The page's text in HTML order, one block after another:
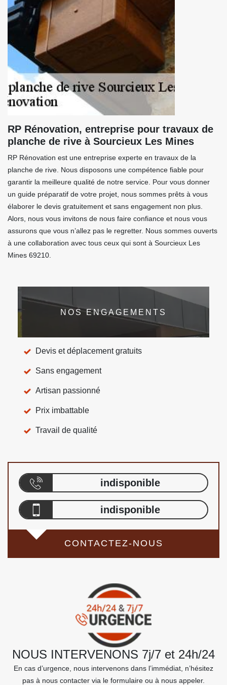
RP Rénovation, entreprise pour travaux de
planche de rive à Sourcieux Les Mines
RP Rénovation est une entreprise experte en travaux de la
planche de rive. Nous disposons une compétence fiable pour
garantir la meilleure qualité de notre service. Pour vous donner
un guide préparatif de votre projet, nous sommes prêts à vous
élaborer le devis gratuitement et sans engagement non plus.
Alors, nous vous invitons de nous faire confiance et nous vous
assurons que vous n’allez pas le regretter. Nous sommes ouverts
à une collaboration avec tous ceux qui sont à Sourcieux Les
Mines 69210.
NOS ENGAGEMENTS
Devis et déplacement gratuits
Sans engagement
Artisan passionné
Prix imbattable
Travail de qualité
indisponible
indisponible
CONTACTEZ-NOUS
NOUS INTERVENONS 7j/7 et 24h/24
En cas d’urgence, nous intervenons dans l’immédiat, n’hésitez
pas à nous contacter via le formulaire ou à nous appeler.